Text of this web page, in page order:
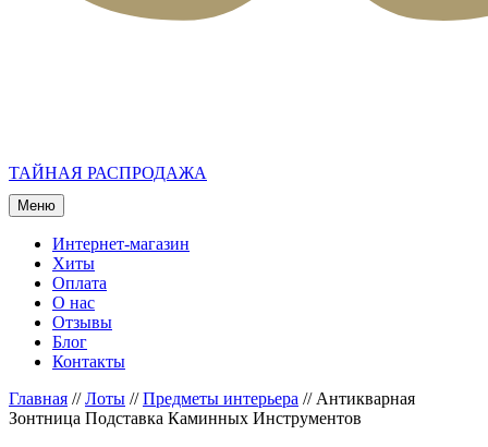
ТАЙНАЯ РАСПРОДАЖА
Меню
Интернет-магазин
Хиты
Оплата
О нас
Отзывы
Блог
Контакты
Главная //Лоты //Предметы интерьера // Антикварная
Зонтница Подставка Каминных Инструментов